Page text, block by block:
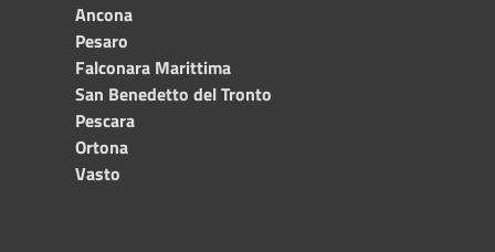
Ancona
Pesaro
Falconara Marittima
San Benedetto del Tronto
Pescara
Ortona
Vasto